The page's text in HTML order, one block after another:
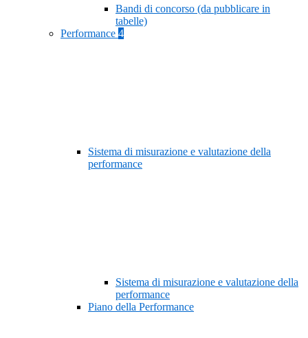
Bandi di concorso (da pubblicare in
tabelle)
Performance 4
Sistema di misurazione e valutazione della
performance
Sistema di misurazione e valutazione della
performance
Piano della Performance